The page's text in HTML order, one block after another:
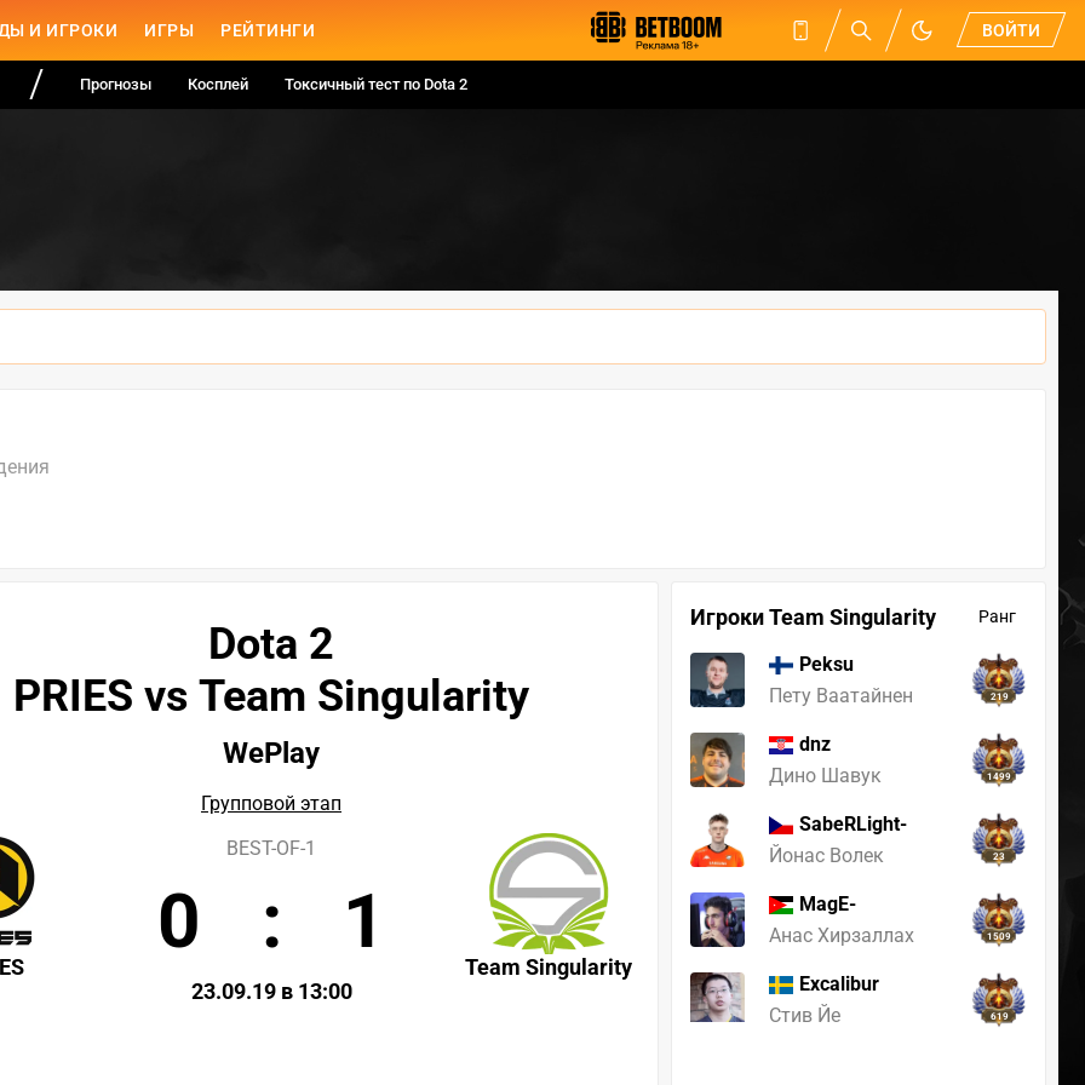
И ИГРОКИ ИГРЫ РЕЙТИНГИ ВОЙТИ
Прогнозы Косплей Токсичный тест по Dota 2
Игроки Team Singularity Ранг
Peksu
Пету Ваатайнен
219
dnz
Дино Шавук
1499
SabeRLight-
Йонас Волек
23
MagE-
Анас Хирзаллах
1509
Excalibur
Стив Йе
619
Dota 2
PRIES vs Team Singularity
WePlay
Групповой этап
Team Singularity
BEST-OF-1
0 : 1
23.09.19 в 13:00